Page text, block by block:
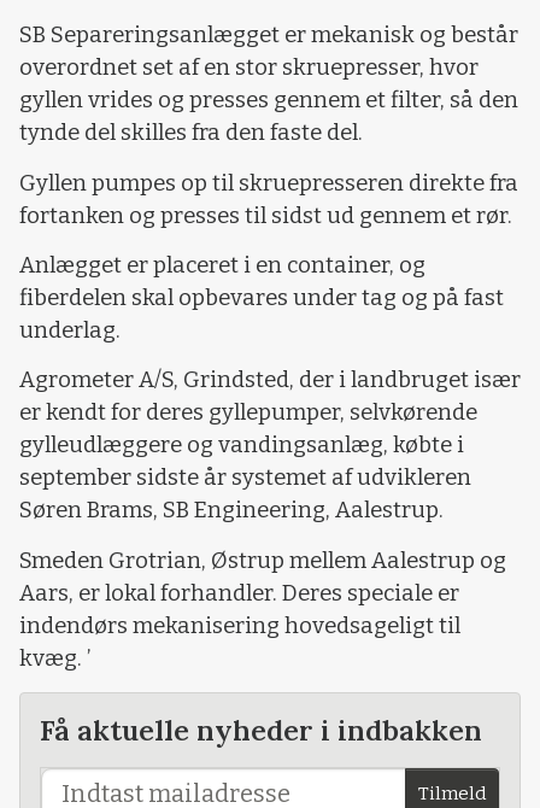
SB Separeringsanlægget er mekanisk og består
overordnet set af en stor skruepresser, hvor
gyllen vrides og presses gennem et filter, så den
tynde del skilles fra den faste del.
Gyllen pumpes op til skruepresseren direkte fra
fortanken og presses til sidst ud gennem et rør.
Anlægget er placeret i en container, og
fiberdelen skal opbevares under tag og på fast
underlag.
Agrometer A/S, Grindsted, der i landbruget især
er kendt for deres gyllepumper, selvkørende
gylleudlæggere og vandingsanlæg, købte i
september sidste år systemet af udvikleren
Søren Brams, SB Engineering, Aalestrup.
Smeden Grotrian, Østrup mellem Aalestrup og
Aars, er lokal forhandler. Deres speciale er
indendørs mekanisering hovedsageligt til
kvæg. ’
Få aktuelle nyheder i indbakken
Tilmeld